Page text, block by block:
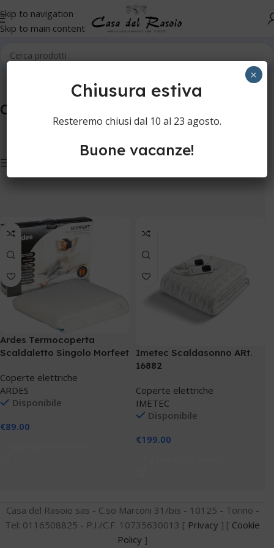
Skip to navigation
Skip to main content
Coperte elettriche
Ardes Termocoperta
Scaldaletto Singolo Morfeet
Coperte elettriche
ARDES
Disponibile
€89.00
Imetec Scaldasonno ARt.
16882
Coperte elettriche
IMETEC
Disponibile
€199.00
Casa del Rasoio sas - C.so Marconi 31/bis - 10125 - Torino -
Tel: 0116508825 - P.I./C.F. 10735630013 [ Privacy ] [ Cookie
Policy ]
Chiusura estiva
Resteremo chiusi dal 10 al 23 agosto.
Buone vacanze!
×